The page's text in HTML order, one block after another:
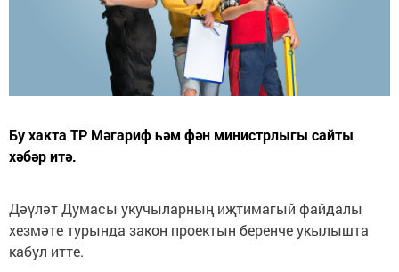
Бу хакта ТР Мәгариф һәм фән министрлыгы сайты
хәбәр итә.
Дәүләт Думасы укучыларның иҗтимагый файдалы
хезмәте турында закон проектын беренче укылышта
кабул итте.